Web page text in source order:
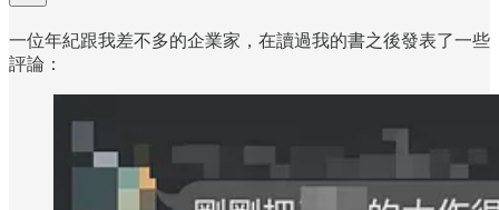
一位年紀跟我差不多的企業家，在讀過我的書之後發表了一些
評論：